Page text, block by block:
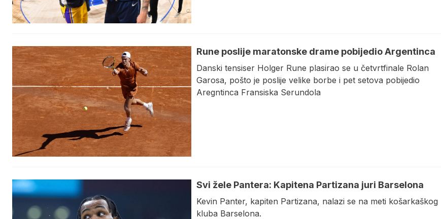
Rune poslije maratonske drame pobijedio Argentinca
Danski tensiser Holger Rune plasirao se u četvrtfinale Rolan
Garosa, pošto je poslije velike borbe i pet setova pobijedio
Aregntinca Fransiska Serundola
Svi žele Pantera: Kapitena Partizana juri Barselona
Kevin Panter, kapiten Partizana, nalazi se na meti košarkaškog
kluba Barselona.